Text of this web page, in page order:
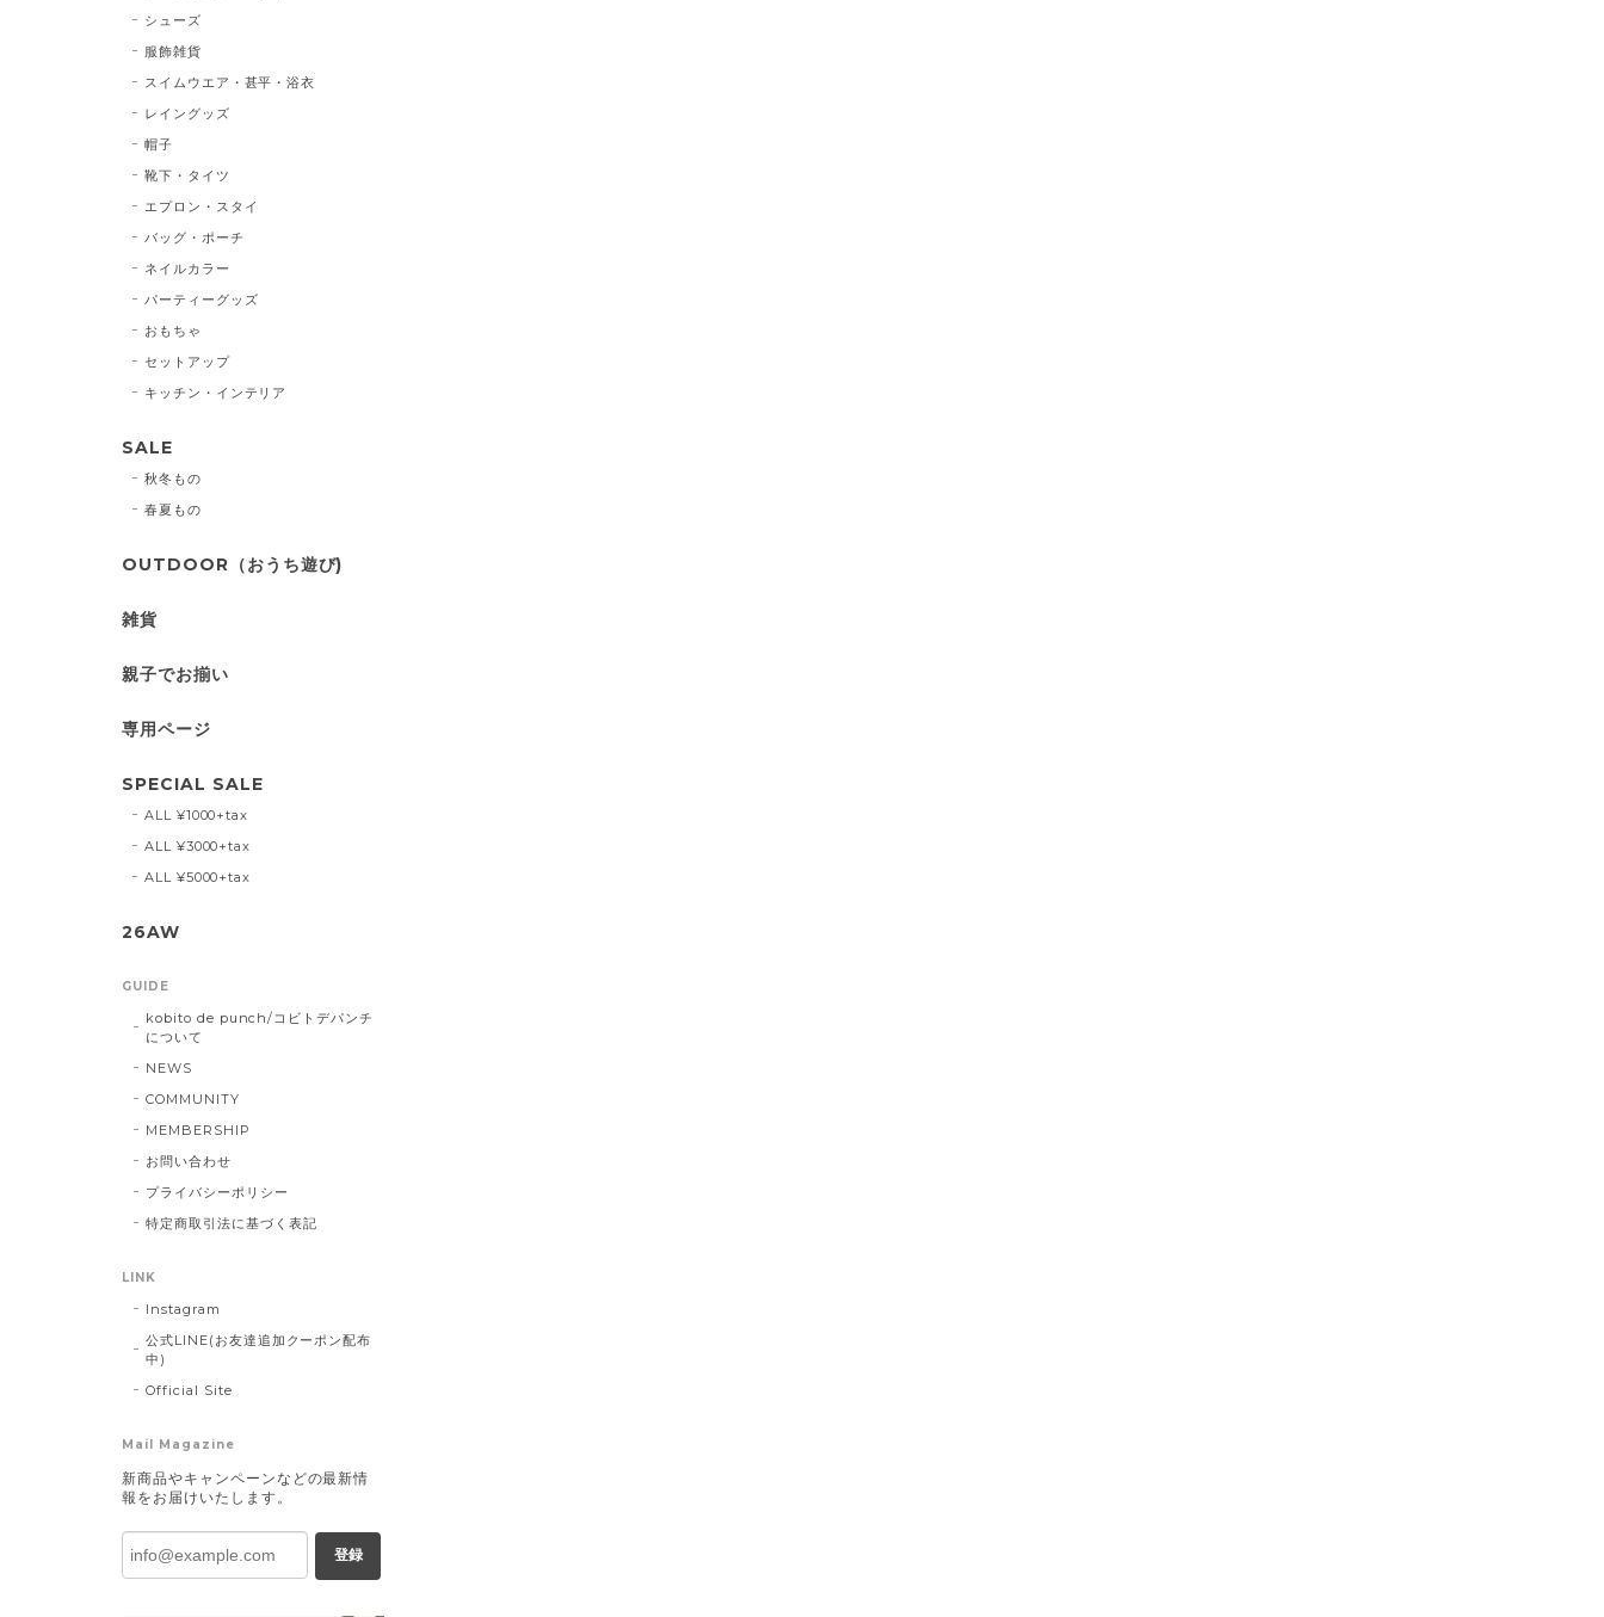
シューズ
服飾雑貨
スイムウエア・甚平・浴衣
レイングッズ
帽子
靴下・タイツ
エプロン・スタイ
バッグ・ポーチ
ネイルカラー
パーティーグッズ
おもちゃ
セットアップ
キッチン・インテリア
SALE
秋冬もの
春夏もの
OUTDOOR（おうち遊び)
雑貨
親子でお揃い
専用ページ
SPECIAL SALE
ALL ¥1000+tax
ALL ¥3000+tax
ALL ¥5000+tax
26AW
GUIDE
kobito de punch/コビトデパンチ
について
NEWS
COMMUNITY
MEMBERSHIP
お問い合わせ
プライバシーポリシー
特定商取引法に基づく表記
LINK
Instagram
公式LINE(お友達追加クーポン配布
中)
Official Site
Mail Magazine
新商品やキャンペーンなどの最新情
報をお届けいたします。
登録